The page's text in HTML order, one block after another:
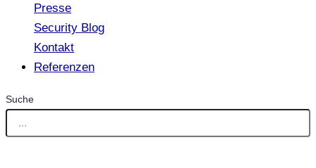
Presse
Security Blog
Kontakt
Referenzen
Suche